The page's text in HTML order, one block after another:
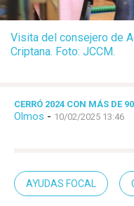
Visita del consejero de
Criptana. Foto: JCCM.
CERRÓ 2024 CON MÁS DE
Olmos - 10/02/2025 13:46
AYUDAS FOCAL